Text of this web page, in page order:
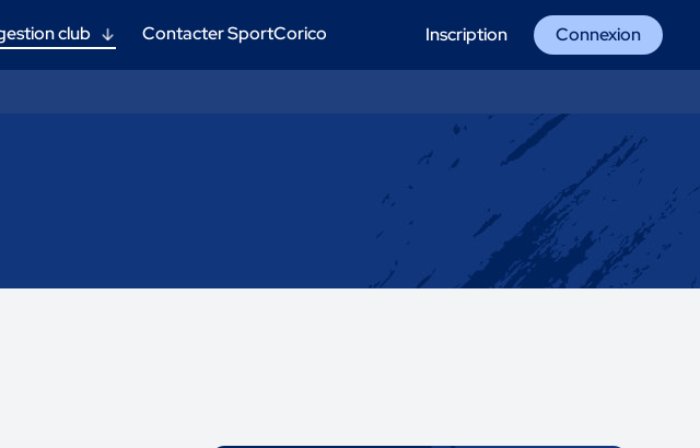
club Contacter SportCorico Inscription Connexion